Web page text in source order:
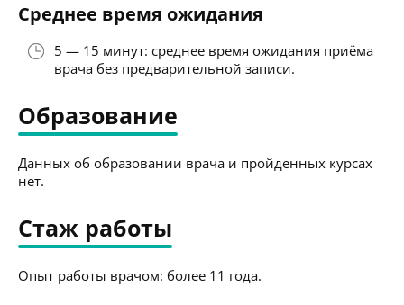
Среднее время ожидания
5 — 15 минут: среднее время ожидания приёма
врача без предварительной записи.
Образование
Данных об образовании врача и пройденных курсах
нет.
Стаж работы
Опыт работы врачом: более 11 года.